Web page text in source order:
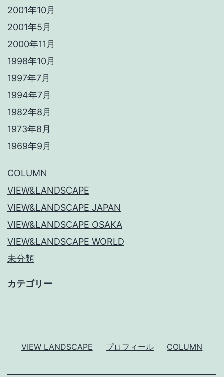
2001年10月
2001年5月
2000年11月
1998年10月
1997年7月
1994年7月
1982年8月
1973年8月
1969年9月
COLUMN
VIEW&LANDSCAPE
VIEW&LANDSCAPE JAPAN
VIEW&LANDSCAPE OSAKA
VIEW&LANDSCAPE WORLD
未分類
カテゴリー
VIEW LANDSCAPE プロフィール COLUMN